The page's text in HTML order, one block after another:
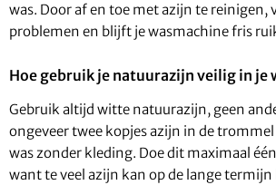
was. Door af en toe met azijn te reinigen,
problemen en blijft je wasmachine fris
Hoe gebruik je natuurazijn veilig in je
Gebruik altijd witte natuurazijn, geen
ongeveer twee kopjes azijn in de
was zonder kleding. Doe dit maximaal
want te veel azijn kan op de lange